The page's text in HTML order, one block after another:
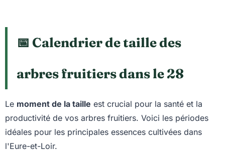
📅 Calendrier de taille des
arbres fruitiers dans le 28
Le moment de la taille est crucial pour la santé et la
productivité de vos arbres fruitiers. Voici les périodes
idéales pour les principales essences cultivées dans
l'Eure-et-Loir.